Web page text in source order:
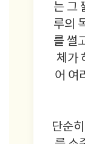
는 그
루의
를 썰
체가
어 여
단순